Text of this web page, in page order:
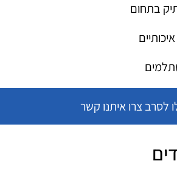
בתחום
צרו איתנו קשר